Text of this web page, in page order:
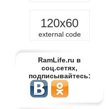
120x60
external code
RamLife.ru в
соц.сетях,
подписывайтесь: